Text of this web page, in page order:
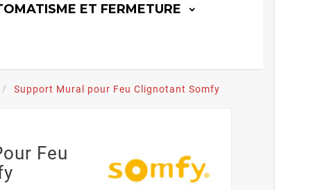
ET FERMETURE
Support Mural pour Feu Clignotant Somfy
Feu